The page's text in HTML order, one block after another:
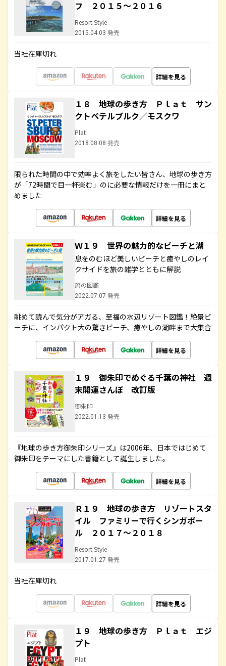
フ ２０１５～２０１６
Resort Style
2015.04.03 発売
当社在庫切れ
詳細を見る
１８ 地球の歩き方 Ｐｌａｔ サン
クトペテルブルク／モスクワ
Plat
2018.08.08 発売
限られた時間の中で効率よく旅をしたい皆さん、地球の歩き方
が「72時間で目一杯楽む」のに必要な情報だけを一冊にまと
めました
詳細を見る
Ｗ１９ 世界の魅力的なビーチと湖
息をのむほど美しいビーチと癒やしのレイ
クサイドを旅の雑学とともに解説
旅の図鑑
2022.07.07 発売
眺めて読んで気分がアガる、至福の水辺リゾート図鑑！絶景ビ
ーチに、インパクト大の驚きビーチ、癒やしの湖畔まで大集合
詳細を見る
１９ 御朱印でめぐる千葉の神社 週
末開運さんぽ 改訂版
御朱印
2022.01.13 発売
『地球の歩き方御朱印シリーズ』は2006年、日本ではじめて
御朱印をテーマにした書籍として誕生しました。
詳細を見る
Ｒ１９ 地球の歩き方 リゾートスタ
イル ファミリーで行くシンガポー
ル ２０１７～２０１８
Resort Style
2017.01.27 発売
当社在庫切れ
詳細を見る
１９ 地球の歩き方 Ｐｌａｔ エジ
プト
Plat